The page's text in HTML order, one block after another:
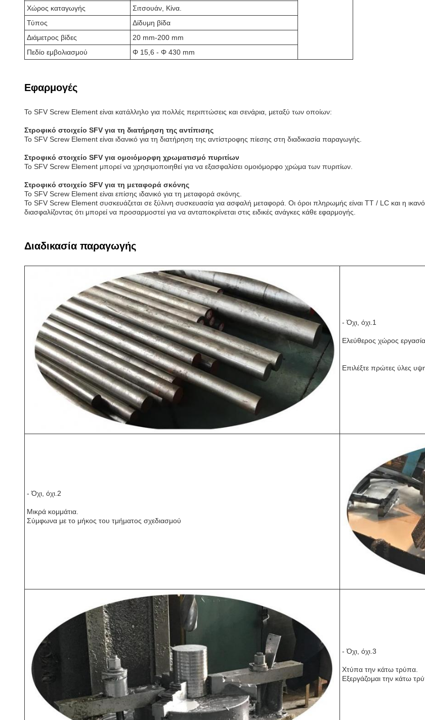
Χώρος καταγωγής
Σιτσουάν, Κίνα.
Τύπος
Δίδυμη βίδα
Διάμετρος βίδες
20 mm-200 mm
Πεδίο εμβολιασμού
Φ 15,6 - Φ 430 mm
Εφαρμογές
Το SFV Screw Element είναι κατάλληλο για πολλές περιπτώσεις και σενάρια, μεταξύ των οποίων:
Στροφικό στοιχείο SFV για τη διατήρηση της αντίπισης
Το SFV Screw Element είναι ιδανικό για τη διατήρηση της αντίστροφης πίεσης στη διαδικασία παραγωγής.
Στροφικό στοιχείο SFV για ομοιόμορφη χρωματισμό πυριτίων
Το SFV Screw Element μπορεί να χρησιμοποιηθεί για να εξασφαλίσει ομοιόμορφο χρώμα των πυριτίων.
Στροφικό στοιχείο SFV για τη μεταφορά σκόνης
Το SFV Screw Element είναι επίσης ιδανικό για τη μεταφορά σκόνης.
Το SFV Screw Element συσκευάζεται σε ξύλινη συσκευασία για ασφαλή μεταφορά. Οι όροι πληρωμής είναι TT / LC και η
διασφαλίζοντας ότι μπορεί να προσαρμοστεί για να ανταποκρίνεται στις ειδικές ανάγκες κάθε εφαρμογής.
Διαδικασία παραγωγής
- Όχι, όχι.1
Ελεύθερος χώρος
Επιλέξτε πρώτες ύλες
- Όχι, όχι.2
Μικρά κομμάτια.
Σύμφωνα με το μήκος του τμήματος σχεδιασμού
- Όχι, όχι.3
Χτύπα την κάτω τρύπα.
Εξεργάζομαι την κάτω